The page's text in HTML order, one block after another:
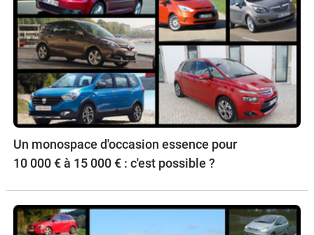
Un monospace d'occasion essence pour
10 000 € à 15 000 € : c'est possible ?